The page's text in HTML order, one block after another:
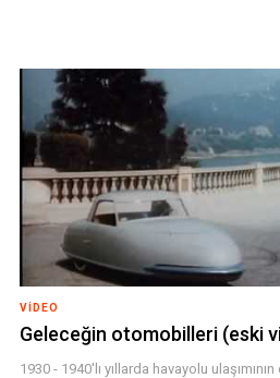
VIDEO
Geleceğin otomobilleri (eski
1930 - 1940'lı yıllarda havayolu